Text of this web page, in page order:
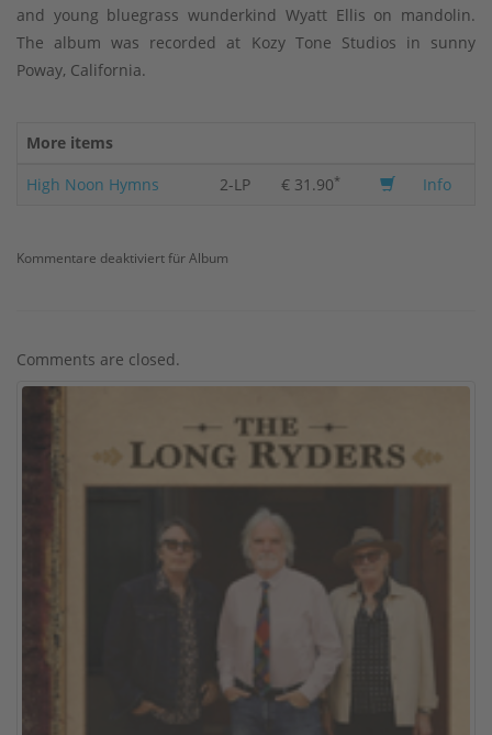
and young bluegrass wunderkind Wyatt Ellis on mandolin.
The album was recorded at Kozy Tone Studios in sunny
Poway, California.
More items
High Noon Hymns
2-LP € 31.90* Info
Kommentare deaktiviert für Album
Comments are closed.